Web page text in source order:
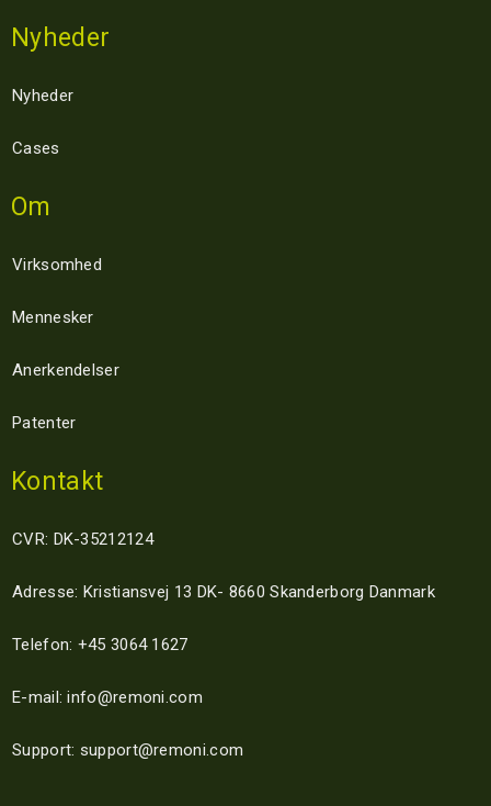
Nyheder
Nyheder
Cases
Om
Virksomhed
Mennesker
Anerkendelser
Patenter
Kontakt
CVR: DK-35212124
Adresse: Kristiansvej 13 DK- 8660 Skanderborg Danmark
Telefon: +45 3064 1627
E-mail: info@remoni.com
Support: support@remoni.com